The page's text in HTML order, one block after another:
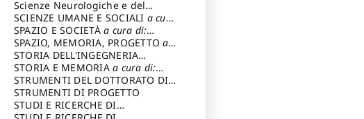
IMMAGINEa cura di: Fagiolo
Marcello
Scienze Neurologiche e del
Comportamento
SCIENZE UMANE E SOCIALI a cura
di: Iannizzi Salvatore
SPAZIO E SOCIETÀa cura di:
Cassetti Roberto
SPAZIO, MEMORIA, PROGETTOa
cura di: Rossi Massimo
STORIA DELL'INGEGNERIA
STRUTTURALE IN ITALIAa cura di:
Poretti Sergio
STORIA E MEMORIAa cura di:
Rossi Lauro
STRUMENTI DEL DOTTORATO DI
RICERCA IN RILIEVO E
RAPPRESENTAZIONE
STRUMENTI DI PROGETTO
STUDI E RICERCHE DI